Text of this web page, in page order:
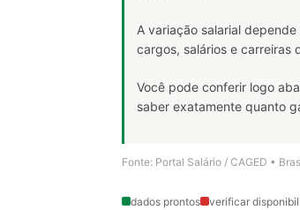
A variação salarial
cargos, salários e carreiras
Você pode conferir logo
saber exatamente quanto
Fonte: Portal Salário / CAGED •
dados prontos verificar